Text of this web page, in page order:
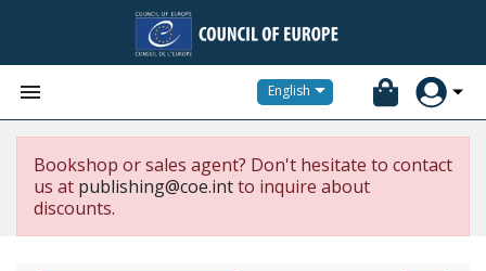
 English
Bookshop or sales agent? Don't hesitate to contact
us at publishing@coe.intto inquire about
discounts.